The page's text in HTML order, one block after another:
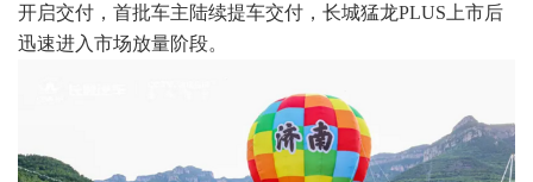
开启交付，首批车主陆续提车交付，长城猛龙PLUS上市后
迅速进入市场放量阶段。